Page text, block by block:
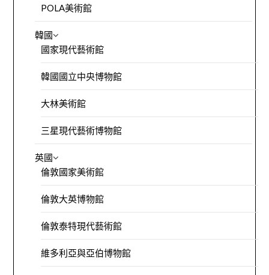
POLA美術館
韓國
國家現代藝術館
韓國國立中央博物館
大林美術館
三星現代藝術博物館
英國
倫敦國家美術館
倫敦大英博物館
倫敦泰特現代藝術館
維多利亞與亞伯博物館